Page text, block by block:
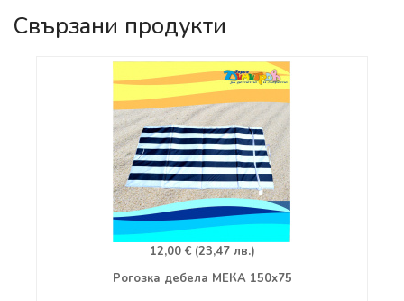
Свързани продукти
12,00 € (23,47 лв.)
Рогозка дебела МЕКА 150х75